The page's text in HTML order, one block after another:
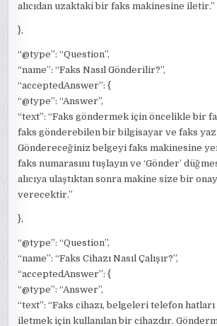
alıcıdan uzaktaki bir faks makinesine iletir.”
},
“@type”: “Question”,
“name”: “Faks Nasıl Gönderilir?”,
“acceptedAnswer”: {
“@type”: “Answer”,
“text”: “Faks göndermek için öncelikle bir
faks gönderebilen bir bilgisayar ve faks
Göndereceğiniz belgeyi faks makinesine
faks numarasını tuşlayın ve ‘Gönder’
alıcıya ulaştıktan sonra makine size bir
verecektir.”
},
“@type”: “Question”,
“name”: “Faks Cihazı Nasıl Çalışır?”,
“acceptedAnswer”: {
“@type”: “Answer”,
“text”: “Faks cihazı, belgeleri telefon
iletmek için kullanılan bir cihazdır.